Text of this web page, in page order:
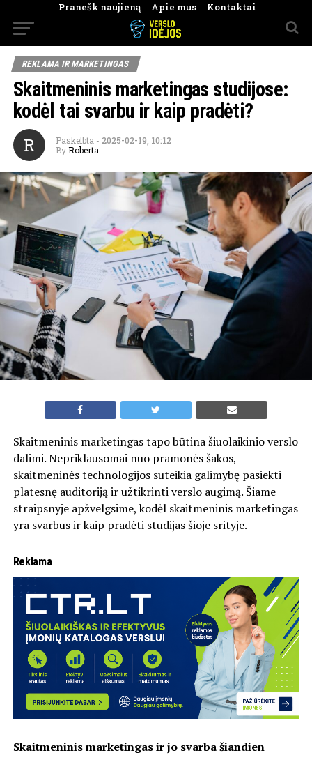
Pranešk naujieną Apie mus Kontaktai
REKLAMA IR MARKETINGAS
Skaitmeninis marketingas studijose:
kodėl tai svarbu ir kaip pradėti?
R Paskelbta - 2025-02-19, 10:12
By Roberta
Skaitmeninis marketingas tapo būtina šiuolaikinio verslo
dalimi. Nepriklausomai nuo pramonės šakos,
skaitmeninės technologijos suteikia galimybę pasiekti
platesnę auditoriją ir užtikrinti verslo augimą. Šiame
straipsnyje apžvelgsime, kodėl skaitmeninis marketingas
yra svarbus ir kaip pradėti studijas šioje srityje.
Reklama
Skaitmeninis marketingas ir jo svarba šiandien